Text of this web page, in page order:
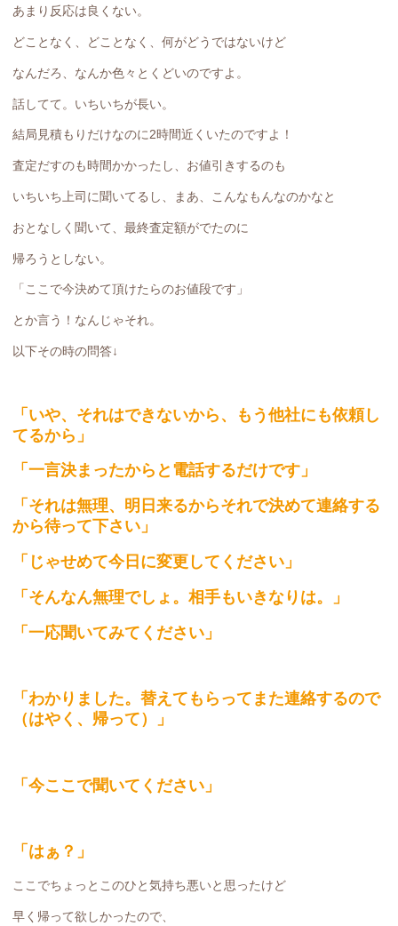
あまり反応は良くない。
どことなく、どことなく、何がどうではないけど
なんだろ、なんか色々とくどいのですよ。
話してて。いちいちが長い。
結局見積もりだけなのに2時間近くいたのですよ！
査定だすのも時間かかったし、お値引きするのも
いちいち上司に聞いてるし、まあ、こんなもんなのかなと
おとなしく聞いて、最終査定額がでたのに
帰ろうとしない。
「ここで今決めて頂けたらのお値段です」
とか言う！なんじゃそれ。
以下その時の問答↓
「いや、それはできないから、もう他社にも依頼し
てるから」
「一言決まったからと電話するだけです」
「それは無理、明日来るからそれで決めて連絡する
から待って下さい」
「じゃせめて今日に変更してください」
「そんなん無理でしょ。相手もいきなりは。」
「一応聞いてみてください」
「わかりました。替えてもらってまた連絡するので
（はやく、帰って）」
「今ここで聞いてください」
「はぁ？」
ここでちょっとこのひと気持ち悪いと思ったけど
早く帰って欲しかったので、